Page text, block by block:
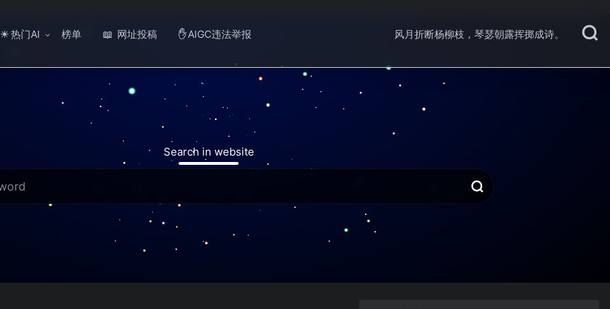
☀ 热门AI 榜单 📖 网址投稿 ✋ AIGC违法举报 风月折断杨柳枝，琴瑟朝露挥掷成诗。
Search in website